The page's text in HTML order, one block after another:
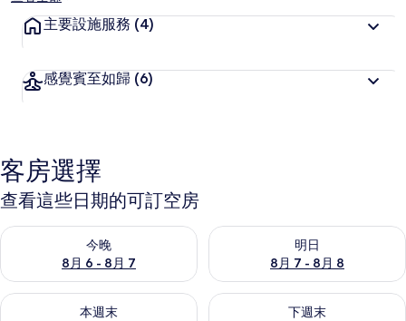
主要設施服務 (4)
感覺賓至如歸 (6)
客房選擇
查看這些日期的可訂空房
今晚
8月 6 - 8月 7
查看今晚 8月 6 - 8月 7的可訂空房
明日
8月 7 - 8月 8
查看明日 8月 7 - 8月 8的可訂
本週末
查看本週末 8月 7 - 8月 9的可訂空房
下週末
查看下週末 8月 14 - 8月 16的